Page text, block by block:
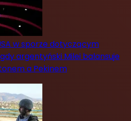
w sporze dotyczącym
argentyński Milei balansuje
a Pekinem